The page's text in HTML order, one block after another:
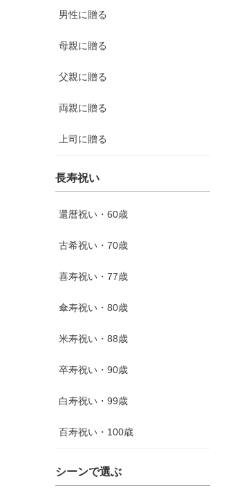
男性に贈る
母親に贈る
父親に贈る
両親に贈る
上司に贈る
長寿祝い
還暦祝い・60歳
古希祝い・70歳
喜寿祝い・77歳
傘寿祝い・80歳
米寿祝い・88歳
卒寿祝い・90歳
白寿祝い・99歳
百寿祝い・100歳
シーンで選ぶ